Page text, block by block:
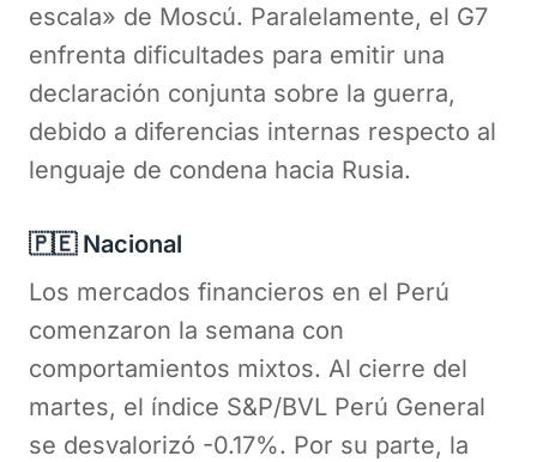
escala» de Moscú. Paralelamente, el G7
enfrenta dificultades para emitir una
declaración conjunta sobre la guerra,
debido a diferencias internas respecto al
lenguaje de condena hacia Rusia.
🇵🇪 Nacional
Los mercados financieros en el Perú
comenzaron la semana con
comportamientos mixtos. Al cierre del
martes, el índice S&P/BVL Perú General
se desvalorizó -0.17%. Por su parte, la